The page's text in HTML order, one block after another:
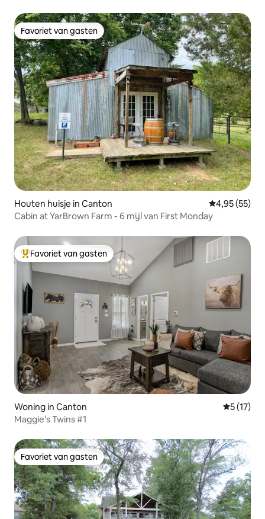
Favoriet van gasten
Favoriet van gasten
Houten huisje in Canton Gemiddelde
4,95 (55)
Cabin at YarBrown Farm - 6 mijl van First Monday
Topfavoriet van gasten
Favoriet van gasten
Woning in Canton
5 (17)
Maggie's Twins #1
Favoriet van gasten
Favoriet van gasten